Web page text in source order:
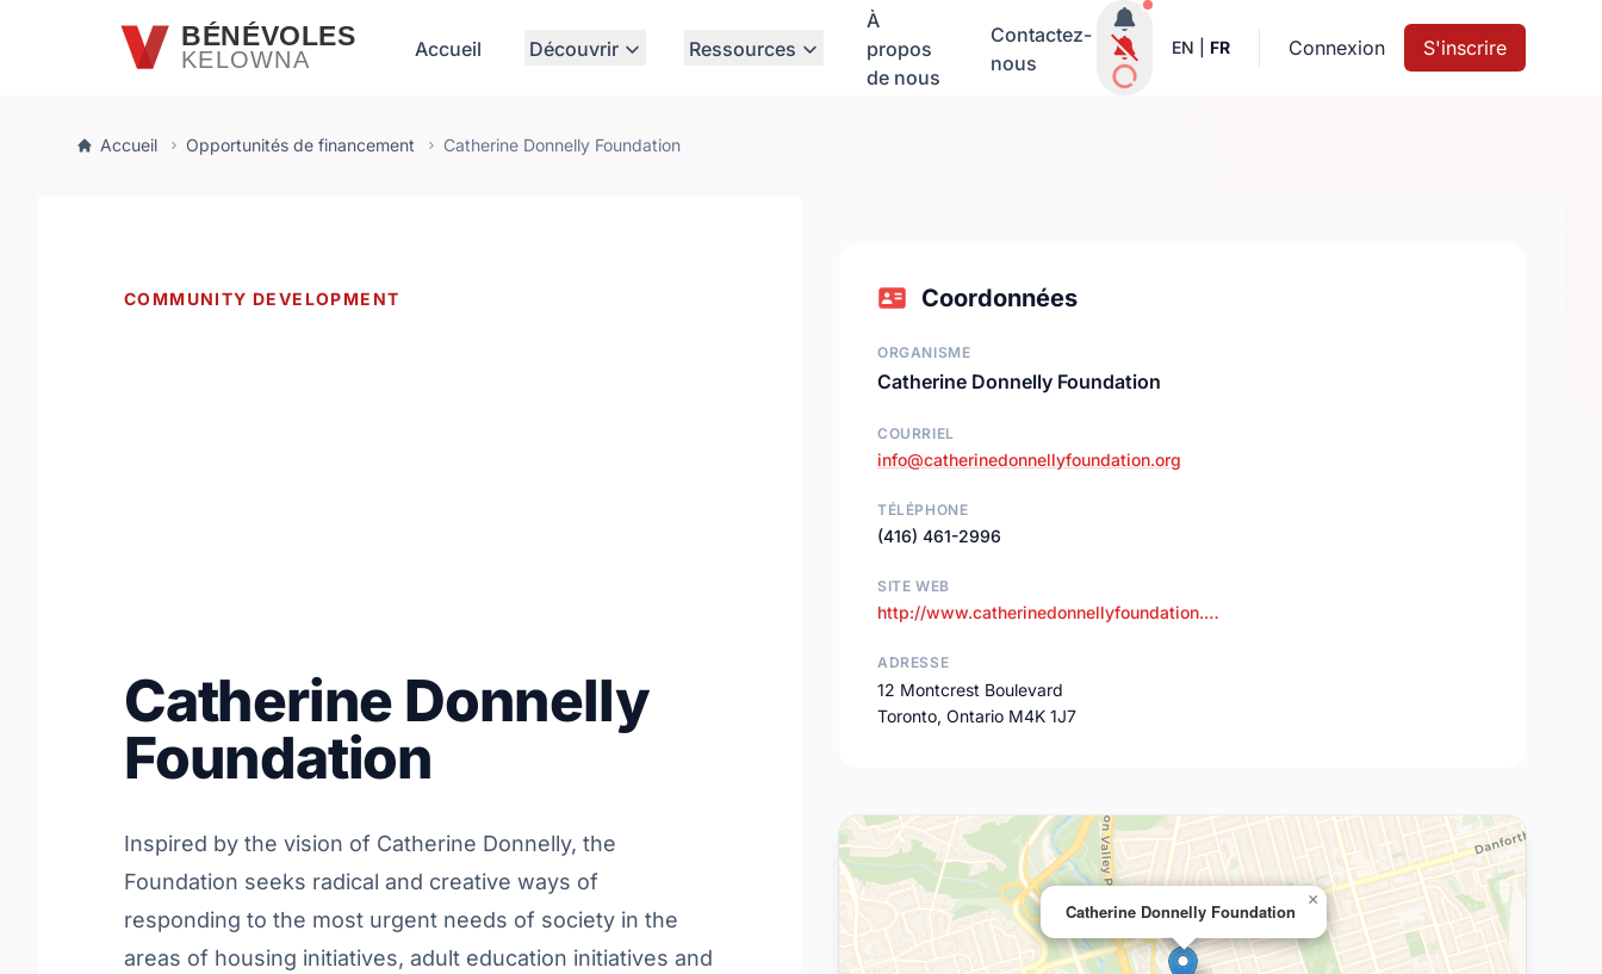
Passer au contenu principalBÉNÉVOLES
KELOWNA Accueil Découvrir Ressources
À
propos
de nous
Contactez-
nous
Notifications actives
EN FR Connexion S'inscrire
Accueil Opportunités de financement Catherine Donnelly Foundation
COMMUNITY DEVELOPMENT
Catherine Donnelly
Foundation
Inspired by the vision of Catherine Donnelly, the
Foundation seeks radical and creative ways of
responding to the most urgent needs of society in the
areas of housing initiatives, adult education initiatives and
Coordonnées
ORGANISME
Catherine Donnelly Foundation
COURRIEL
info@catherinedonnellyfoundation.org
TÉLÉPHONE
(416) 461-2996
SITE WEB
http://www.catherinedonnellyfoundation.…
ADRESSE
12 Montcrest Boulevard
Toronto, Ontario M4K 1J7
Catherine Donnelly Foundation
×